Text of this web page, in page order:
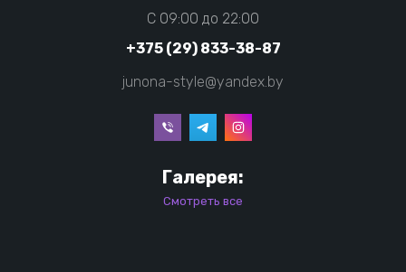
C 09:00 до 22:00
+375 (29) 833-38-87
junona-style@yandex.by
Галерея:
Смотреть все